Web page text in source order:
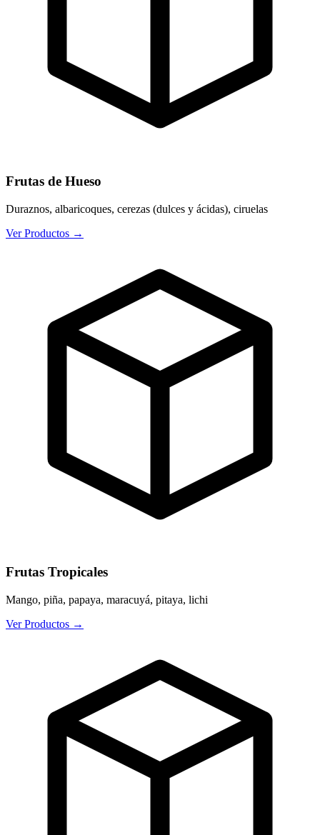
Frutas de Hueso
Duraznos, albaricoques, cerezas (dulces y ácidas), ciruelas
Ver Productos →
Frutas Tropicales
Mango, piña, papaya, maracuyá, pitaya, lichi
Ver Productos →